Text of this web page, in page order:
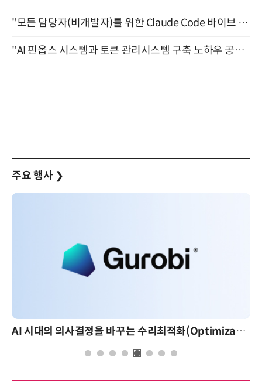
"모든 담당자(비개발자)를 위한 Claude Code 바이브 코딩 2-day 부트캠프" 9월 16~17일 개최
"AI 핀옵스 시스템과 토큰 관리시스템 구축 노하우 공개" 잠실 한국광고문화회관 2층 대회의실 (8/21)
주요 행사 ❯
AI 시대의 의사결정을 바꾸는 수리최적화(Optimization): 실제 산업 적용 사례와 활용 전략